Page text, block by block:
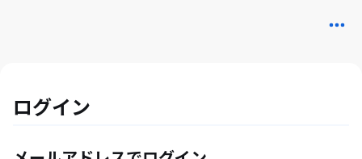
ログイン